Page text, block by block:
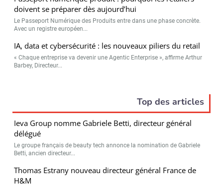
doivent se préparer dès aujourd’hui
Le Passeport Numérique des Produits entre dans une phase concrète.
Avec un registre européen...
IA, data et cybersécurité : les nouveaux piliers du retail
« Chaque entreprise va devenir une Agentic Enterprise », affirme Arthur
Barbey, Directeur...
Top des articles
Ieva Group nomme Gabriele Betti, directeur général
délégué
Le groupe français de beauty tech annonce la nomination de Gabriele
Betti, ancien directeur...
Thomas Estrany nouveau directeur général France de
H&M